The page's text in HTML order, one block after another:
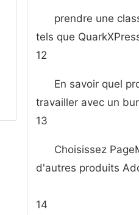
prendre une
tels que
12
En savoir quel
travailler avec un
13
Choisissez
d'autres produits
14